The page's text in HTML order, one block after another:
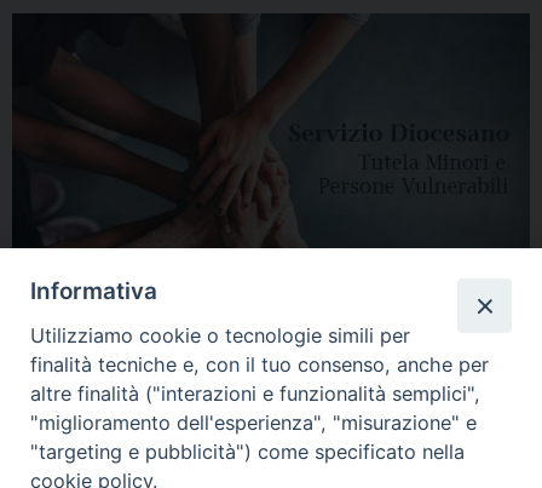
HOME DIOCESI VESCOVO CURIA VESCOVILE NEWS
Informativa
Utilizziamo cookie o tecnologie simili per
finalità tecniche e, con il tuo consenso, anche per
altre finalità ("interazioni e funzionalità semplici",
"miglioramento dell'esperienza", "misurazione" e
"targeting e pubblicità") come specificato nella
cookie policy.